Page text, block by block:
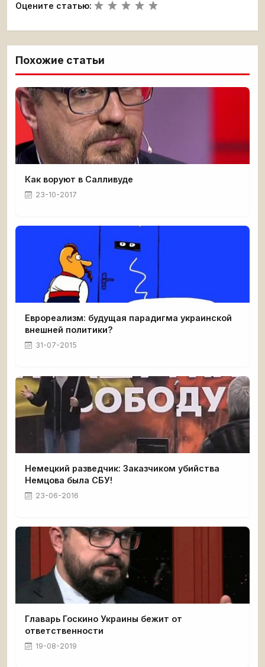
Оцените статью:
Похожие статьи
Как воруют в Салливуде
23-10-2017
Еврореализм: будущая парадигма украинской
внешней политики?
31-07-2015
Немецкий разведчик: Заказчиком убийства
Немцова была СБУ!
23-06-2016
Главарь Госкино Украины бежит от
ответственности
19-08-2019